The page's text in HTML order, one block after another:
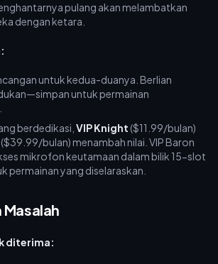
pulang akan melambatkan
dengan ketara.
untuk kedua-duanya. Berlian
untuk permainan
berdedikasi, VIP Knight ($11.99/bulan)
($39.99/bulan) menambah nilai. VIP Baron
mikrofon keutamaan dalam bilik 15-slot
permainan yang diselaraskan.
diterima: